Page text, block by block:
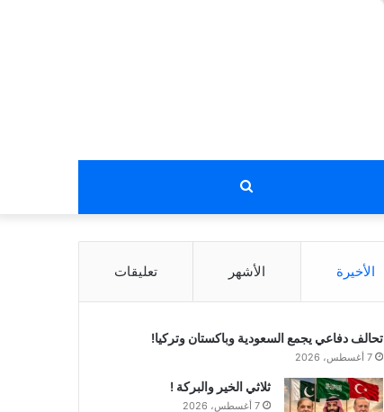
بحث
عن
الأخيرة الأشهر تعليقات
تحالف دفاعي يجمع السعودية وباكستان وتركيا!
7 أغسطس، 2026
ثلاثي الخير والبركة !
7 أغسطس، 2026